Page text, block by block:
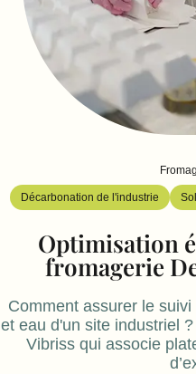
Décarbonation de l'industrie
Optimisation
fromagerie
Comment assurer le
et eau d'un site industriel
Vibriss qui associe